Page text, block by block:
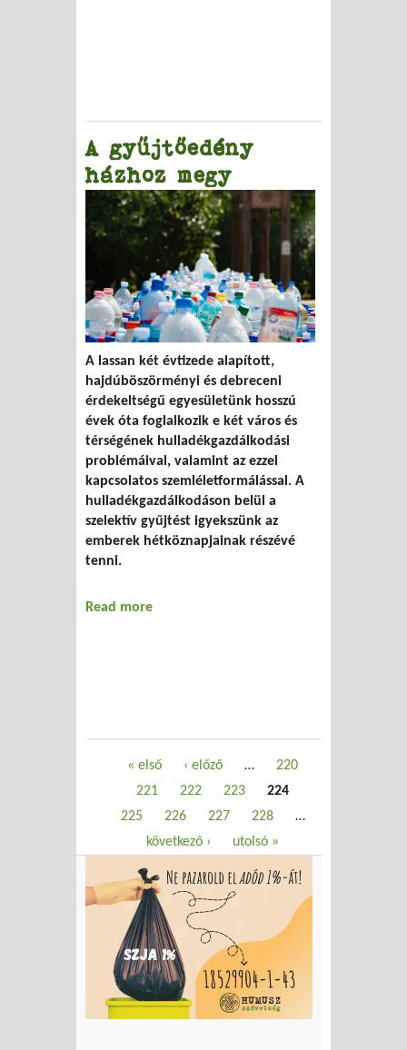
A gyűjtőedény
házhoz megy
A lassan két évtizede alapított,
hajdúböszörményi és debreceni
érdekeltségű egyesületünk hosszú
évek óta foglalkozik e két város és
térségének hulladékgazdálkodási
problémáival, valamint az ezzel
kapcsolatos szemléletformálással. A
hulladékgazdálkodáson belül a
szelektív gyűjtést igyekszünk az
emberek hétköznapjainak részévé
tenni.
Read more
Oldalak« első ‹ előző …
220
221
222 223
224
225
226 227 228
…
következő ›
utolsó »